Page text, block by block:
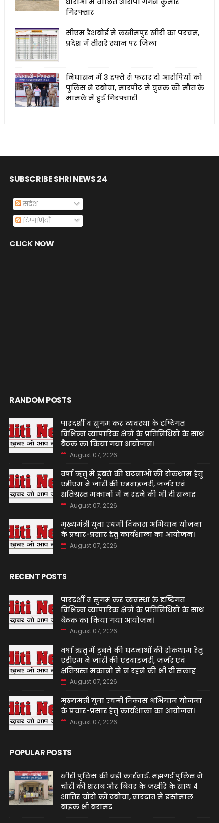
धाराओं में वांछित आरोपी गगन कुमार
गिरफ्तार
सीएम डैशबोर्ड में लखीमपुर खीरी का परचम,
प्रदेश में तीसरे स्थान पर जिला
निघासन में 3 हफ्ते से फरार दो आरोपियों को
पुलिस ने दबोचा, मारपीट में युवक की मौत के
मामले में हुई गिरफ्तारी
SUBSCRIBE SHRI NEWS 24
संदेश
टिप्पणियाँ
CLICK NOW
RANDOM POSTS
पारदर्शी व सुगम कर व्यवस्था के दृष्टिगत
विभिन्न व्यापारिक क्षेत्रों के प्रतिनिधियों के साथ
बैठक का किया गया आयोजन।
August 07, 2026
वर्षा ऋतु में डूबने की घटनाओं की रोकथाम हेतु
एडीएम ने जारी की एडवाइजरी, जर्जर एवं
क्षतिग्रस्त मकानों में न रहने की भी दी सलाह
August 07, 2026
मुख्यमंत्री युवा उद्यमी विकास अभियान योजना
के प्रचार-प्रसार हेतु कार्यशाला का आयोजन।
August 07, 2026
RECENT POSTS
पारदर्शी व सुगम कर व्यवस्था के दृष्टिगत
विभिन्न व्यापारिक क्षेत्रों के प्रतिनिधियों के साथ
बैठक का किया गया आयोजन।
August 07, 2026
वर्षा ऋतु में डूबने की घटनाओं की रोकथाम हेतु
एडीएम ने जारी की एडवाइजरी, जर्जर एवं
क्षतिग्रस्त मकानों में न रहने की भी दी सलाह
August 07, 2026
मुख्यमंत्री युवा उद्यमी विकास अभियान योजना
के प्रचार-प्रसार हेतु कार्यशाला का आयोजन।
August 07, 2026
POPULAR POSTS
खीरी पुलिस की बड़ी कार्रवाई: मझगई पुलिस ने
चोरी की शराब और बियर के जखीरे के साथ 4
शातिर चोरों को दबोचा, वारदात में इस्तेमाल
बाइक भी बरामद